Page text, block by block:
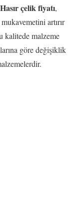
Hasır çelik fiyatı,
artırır
kalitede malzeme
göre değişiklik